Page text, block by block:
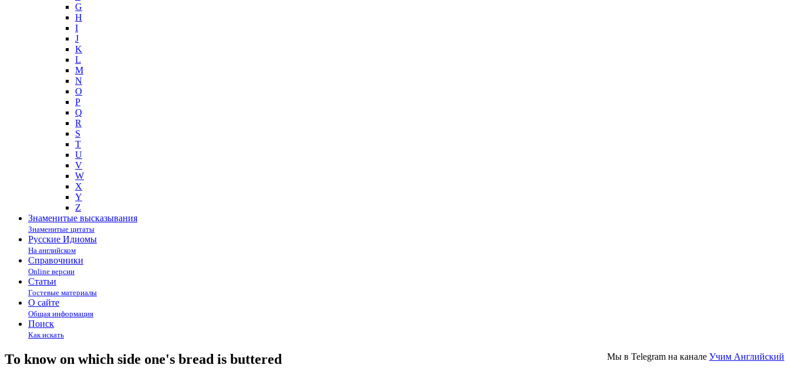
G
H
I
J
K
L
M
N
O
P
Q
R
S
T
U
V
W
X
Y
Z
Знаменитые высказывания
Знаменитые цитаты
Русские Идиомы
На английском
Справочники
Online версии
Статьи
Гостевые материалы
О сайте
Общая информация
Поиск
Как искать
Мы в Telegram на канале Учим Английский
То know on which side one's bread is buttered